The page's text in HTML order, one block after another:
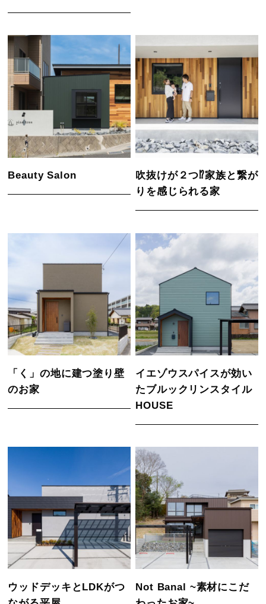
Beauty Salon
吹抜けが２つ⁉家族と繋が
りを感じられる家
「く」の地に建つ塗り壁
のお家
イエゾウスパイスが効い
たブルックリンスタイル
HOUSE
ウッドデッキとLDKがつ
Not Banal ~素材にこだ